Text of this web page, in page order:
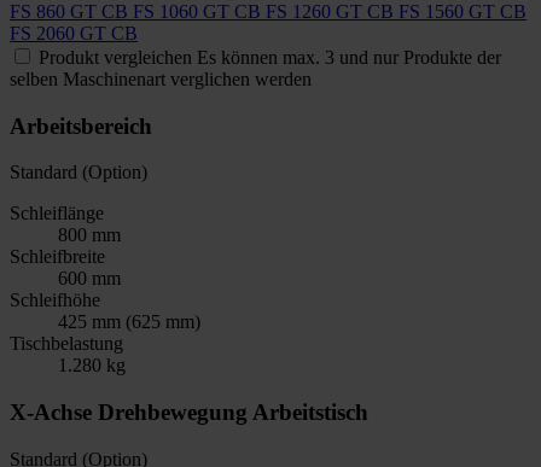
FS 860 GT CB FS 1060 GT CB FS 1260 GT CB FS 1560 GT CB
FS 2060 GT CB
Produkt vergleichen Es können max. 3 und nur Produkte der
selben Maschinenart verglichen werden
Arbeitsbereich
Standard (Option)
Schleiflänge
800 mm
Schleifbreite
600 mm
Schleifhöhe
425 mm (625 mm)
Tischbelastung
1.280 kg
X-Achse Drehbewegung Arbeitstisch
Standard (Option)